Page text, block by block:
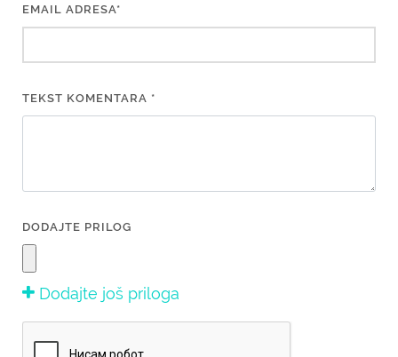
EMAIL ADRESA*
TEKST KOMENTARA *
DODAJTE PRILOG
Dodajte još priloga